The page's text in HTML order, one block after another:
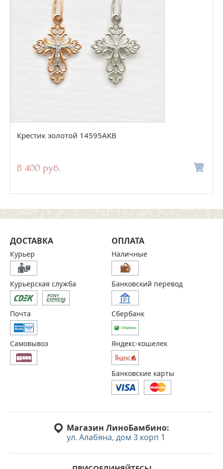
Крестик золотой 14595АКВ
8 400 руб.
Магазин ЛиноБамбино:
ул. Алабяна, дом 3 корп 1
ДОСТАВКА
Курьер
Курьерская служба
Почта
Самовывоз
ОПЛАТА
Наличные
Банковский перевод
Сбербанк
Яндекс-кошелек
Банковские карты